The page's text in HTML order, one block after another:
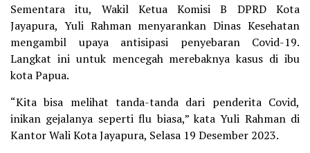
Sementara itu, Wakil Ketua Komisi B DPRD Kota
Jayapura, Yuli Rahman menyarankan Dinas Kesehatan
mengambil upaya antisipasi penyebaran Covid-19.
Langkat ini untuk mencegah merebaknya kasus di ibu
kota Papua.
“Kita bisa melihat tanda-tanda dari penderita Covid,
inikan gejalanya seperti flu biasa,” kata Yuli Rahman di
Kantor Wali Kota Jayapura, Selasa 19 Desember 2023.